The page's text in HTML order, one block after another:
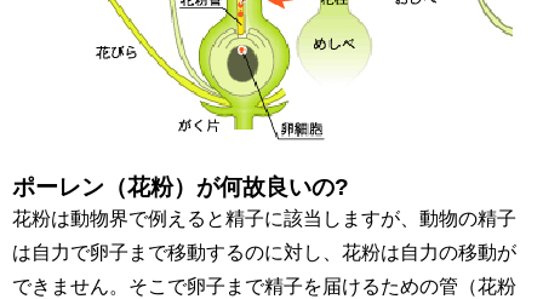
ポーレン（花粉）が何故良いの?
花粉は動物界で例えると精子に該当しますが、動物の精子
は自力で卵子まで移動するのに対し、花粉は自力の移動が
できません。そこで卵子まで精子を届けるための管（花粉